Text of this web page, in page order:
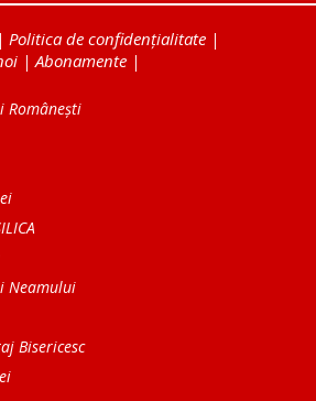
| Politica de confidențialitate |
|Abonamente |
Românești
Neamului
Bisericesc